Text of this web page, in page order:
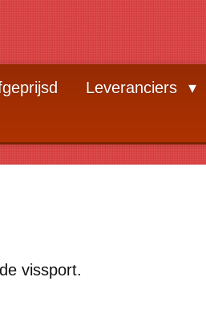
Leveranciers
vissport.